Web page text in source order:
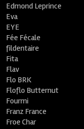
Edmond Leprince
Eva
EYE
Fée Fécale
fildentaire
Fita
Flav
Flo BRK
Floflo Butternut
Fourmi
Franz France
Froe Char